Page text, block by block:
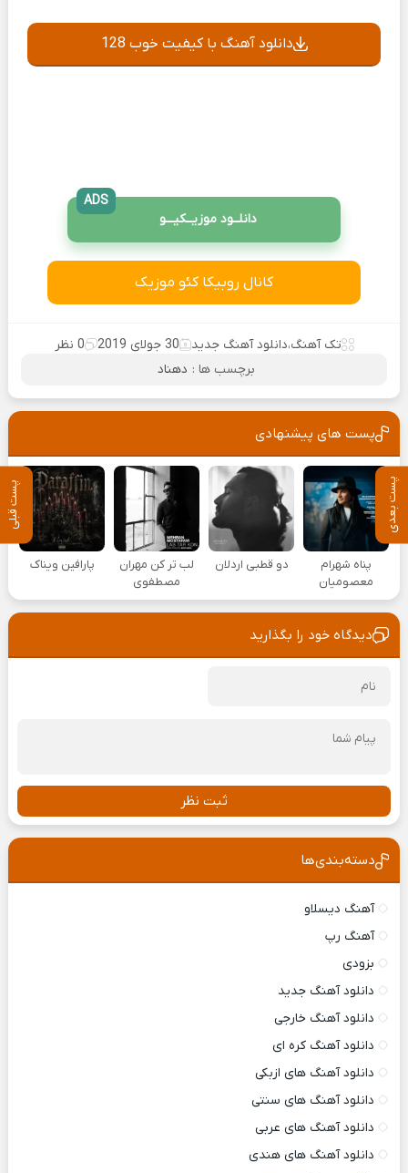
پست بعدی پست قبلی
دانلود آهنگ با کیفیت خوب 128
دانلــود موزیــکیـــو
ADS
کانال روبیکا کئو موزیک
تک آهنگ،دانلود آهنگ جدید 30 جولای 2019
0 نظر
برچسب ها : دهناد
پست های پیشنهادی
پناه شهرام
معصومیان
دو قطبی اردلان
لب تر کن مهران
مصطفوی
پارافین ویناک
دیدگاه خود را بگذارید
ثبت نظر
دسته‌بندی‌ها
آهنگ دیسلاو
آهنگ رپ
بزودی
دانلود آهنگ جدید
دانلود آهنگ خارجی
دانلود آهنگ کره ای
دانلود آهنگ های ازبکی
دانلود آهنگ های سنتی
دانلود آهنگ های عربی
دانلود آهنگ های هندی